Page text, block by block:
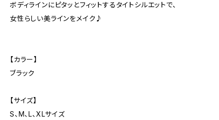
ボディラインにピタッとフィットするタイトシルエットで、
女性らしい美ラインをメイク♪
【カラー】
ブラック
【サイズ】
S、M、L、XLサイズ